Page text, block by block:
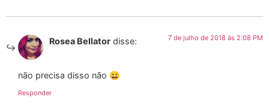
Rosea Bellator disse: 7 de julho de 2018 às 2:08 PM
não precisa disso não 😀
Responder